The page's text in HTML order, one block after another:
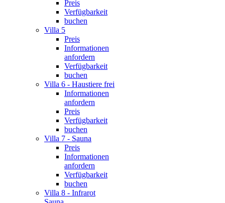
Preis
Verfügbarkeit
buchen
Villa 5
Preis
Informationen
anfordern
Verfügbarkeit
buchen
Villa 6 - Haustiere frei
Informationen
anfordern
Preis
Verfügbarkeit
buchen
Villa 7 - Sauna
Preis
Informationen
anfordern
Verfügbarkeit
buchen
Villa 8 - Infrarot